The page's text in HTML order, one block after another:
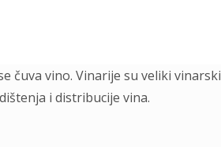
čuva vino. Vinarije su veliki vinarski
i distribucije vina.